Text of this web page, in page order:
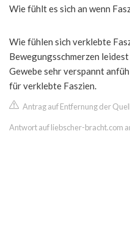
Wie fühlt es sich an wenn
Wie fühlen sich verklebte
Bewegungsschmerzen
Gewebe sehr verspannt
für verklebte Faszien.
Antrag auf Entfernung der
Antwort auf liebscher-bracht.com